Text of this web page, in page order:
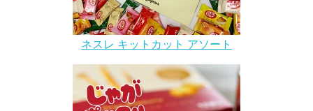
ネスレ キットカット アソート